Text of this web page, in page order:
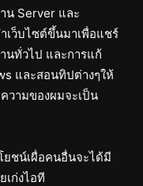
น Server และ
เว็บไซต์ขึ้นมาเพื่อแชร์
นทั่วไป และการแก้
และสอนทิปต่างๆให้
วามของผมจะเป็น
ยชน์เผื่อคนอื่นจะได้มี
ก่งไอที